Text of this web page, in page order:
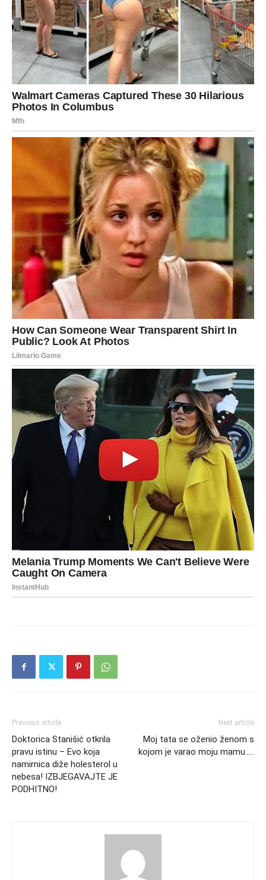
Previous article
Doktorica Stanišić otkrila
pravu istinu – Evo koja
namirnica diže holesterol u
nebesa! IZBJEGAVAJTE JE
PODHITNO!
Next article
Moj tata se oženio ženom s
kojom je varao moju mamu…..